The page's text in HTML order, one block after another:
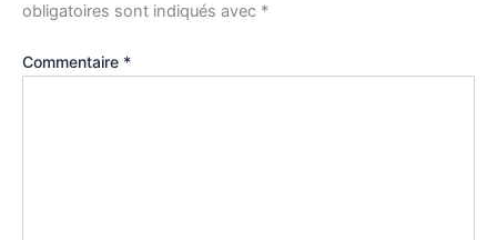
obligatoires sont indiqués avec *
Commentaire *